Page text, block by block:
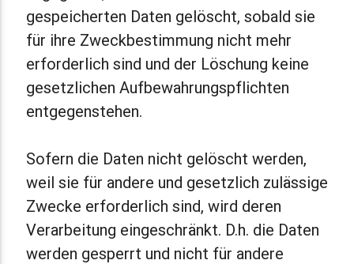
gespeicherten Daten gelöscht, sobald sie
für ihre Zweckbestimmung nicht mehr
erforderlich sind und der Löschung keine
gesetzlichen Aufbewahrungspflichten
entgegenstehen.
Sofern die Daten nicht gelöscht werden,
weil sie für andere und gesetzlich zulässige
Zwecke erforderlich sind, wird deren
Verarbeitung eingeschränkt. D.h. die Daten
werden gesperrt und nicht für andere